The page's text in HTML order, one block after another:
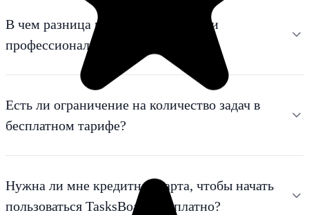
В чем разница между бесплатным и
профессиональным тарифами?
Есть ли ограничение на количество задач в
бесплатном тарифе?
Нужна ли мне кредитная карта, чтобы начать
пользоваться TasksBoard бесплатно?